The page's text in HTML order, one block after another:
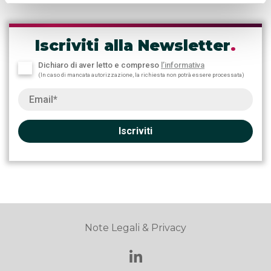
Iscriviti alla Newsletter.
Dichiaro di aver letto e compreso l’informativa
(In caso di mancata autorizzazione, la richiesta non potrà essere processata)
Iscriviti
Note Legali & Privacy